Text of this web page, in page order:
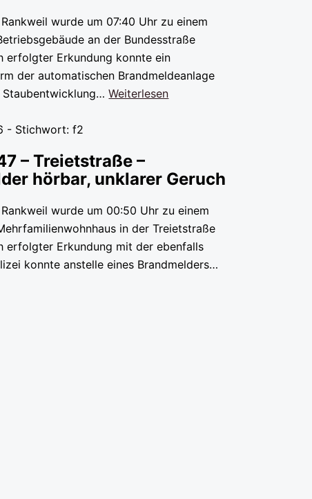
wurde um 07:40 Uhr zu einem
an der Bundesstraße
erfolgter Erkundung konnte ein
der automatischen Brandmeldeanlage
Staubentwicklung…Weiterlesen
- Stichwort: f2
– Treietstraße –
hörbar, unklarer Geruch
wurde um 00:50 Uhr zu einem
in der Treietstraße
erfolgter Erkundung mit der ebenfalls
konnte anstelle eines Brandmelders…